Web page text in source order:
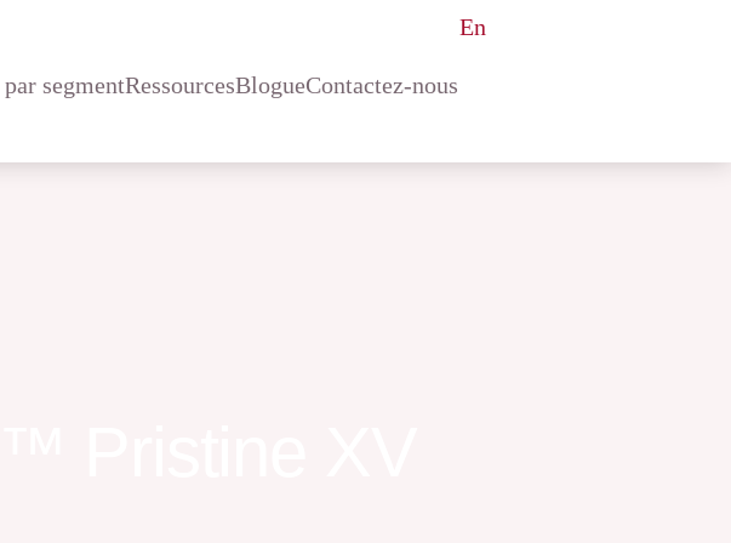
segmentRessourcesBlogueContactez-nous
En